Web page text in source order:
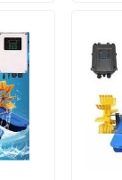
de palette
de roue de